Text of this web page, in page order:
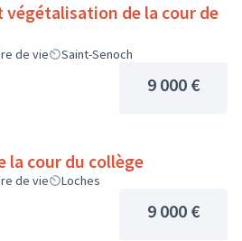
végétalisation de la cour de
de vie Saint-Senoch
9 000 €
Aménagement de la cour du collège
de vie Loches
9 000 €